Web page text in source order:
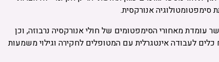
אנורקסית.
מאחורי הסימפטומים של חולי אנורקסיה נרבוזה, וכן
לעבודה אינטגרלית עם המטופלים לחקירה וגילוי משמעות